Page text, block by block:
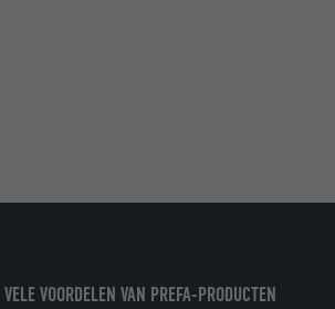
VOORDELEN VAN PREFA-PRODUCTEN